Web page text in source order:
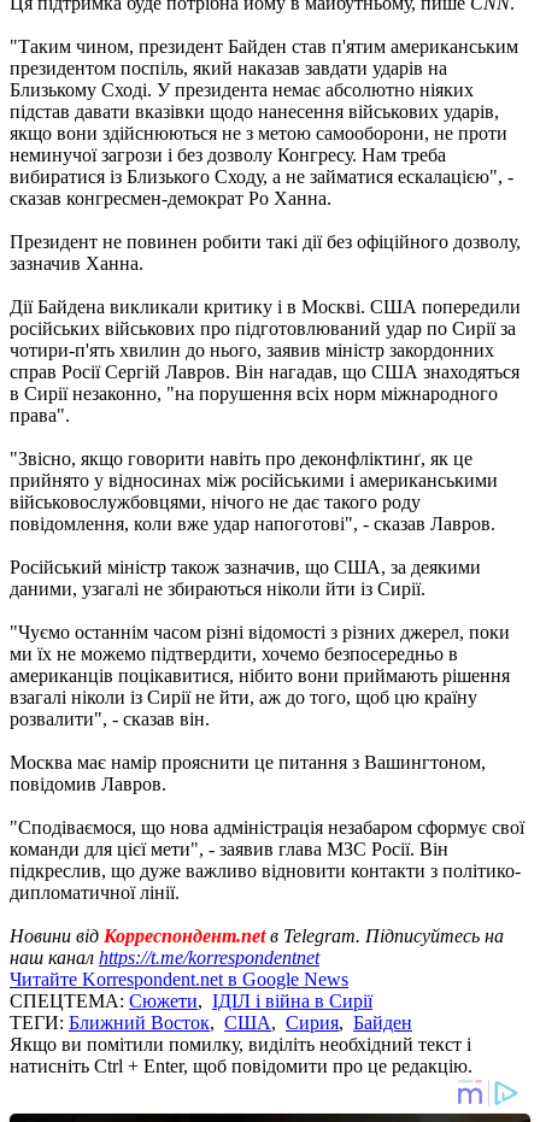
"Таким чином, президент Байден став п'ятим американським
президентом поспіль, який наказав завдати ударів на
Близькому Сході. У президента немає абсолютно ніяких
підстав давати вказівки щодо нанесення військових ударів,
якщо вони здійснюються не з метою самооборони, не проти
неминучої загрози і без дозволу Конгресу. Нам треба
вибиратися із Близького Сходу, а не займатися ескалацією", -
сказав конгресмен-демократ Ро Ханна.
Президент не повинен робити такі дії без офіційного дозволу,
зазначив Ханна.
Дії Байдена викликали критику і в Москві. США попередили
російських військових про підготовлюваний удар по Сирії за
чотири-п'ять хвилин до нього, заявив міністр закордонних
справ Росії Сергій Лавров. Він нагадав, що США знаходяться
в Сирії незаконно, "на порушення всіх норм міжнародного
права".
"Звісно, якщо говорити навіть про деконфліктинґ, як це
прийнято у відносинах між російськими і американськими
військовослужбовцями, нічого не дає такого роду
повідомлення, коли вже удар напоготові", - сказав Лавров.
Російський міністр також зазначив, що США, за деякими
даними, узагалі не збираються ніколи йти із Сирії.
"Чуємо останнім часом різні відомості з різних джерел, поки
ми їх не можемо підтвердити, хочемо безпосередньо в
американців поцікавитися, нібито вони приймають рішення
взагалі ніколи із Сирії не йти, аж до того, щоб цю країну
розвалити", - сказав він.
Москва має намір прояснити це питання з Вашингтоном,
повідомив Лавров.
"Сподіваємося, що нова адміністрація незабаром сформує свої
команди для цієї мети", - заявив глава МЗС Росії. Він
підкреслив, що дуже важливо відновити контакти з політико-
дипломатичної лінії.
Новини від Корреспондент.netв Telegram. Підписуйтесь на
наш канал https://t.me/korrespondentnet
Читайте Korrespondent.net в Google News
СПЕЦТЕМА: Сюжети, ІДІЛ і війна в Сирії
ТЕГИ: Ближний Восток, США, Сирия, Байден
Якщо ви помітили помилку, виділіть необхідний текст і
натисніть Ctrl + Enter, щоб повідомити про це редакцію.